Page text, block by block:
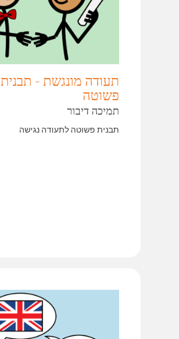
תעודה מונגשת - תבנית
פשוטה
תמיכה דיבור
תבנית פשוטה לתעודה נגישה